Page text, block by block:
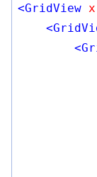
<GridView
<
<